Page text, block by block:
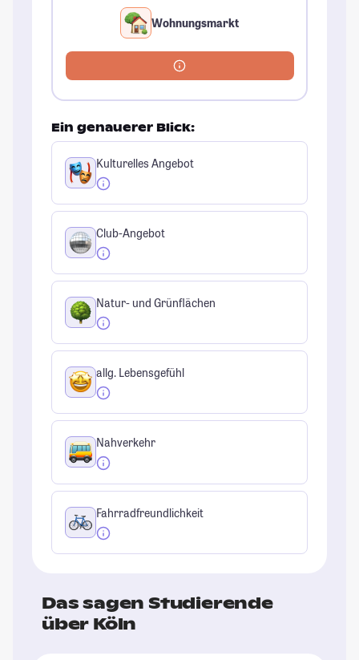
Wohnungsmarkt
Ein genauerer Blick:
Kulturelles Angebot
Club-Angebot
Natur- und Grünflächen
allg. Lebensgefühl
Nahverkehr
Fahrradfreundlichkeit
Das sagen Studierende
über Köln